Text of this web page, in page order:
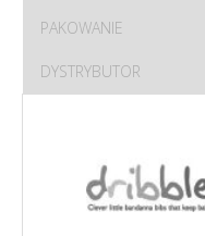
PAKOWANIE
DYSTRYBUTOR